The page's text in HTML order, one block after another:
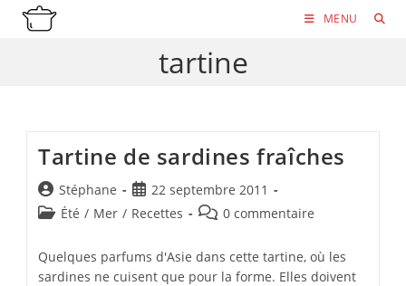
Skip
MENU
tartine
Tartine de sardines fraîches
Auteur/autrice
de
Stéphane
Publication
publiée :
22 septembre 2011
PostÉté / Mer / Recettes
Commentaires
la
publication :
0 commentaire
Quelques parfums d'Asie dans cette tartine, où les
sardines ne cuisent que pour la forme. Elles doivent